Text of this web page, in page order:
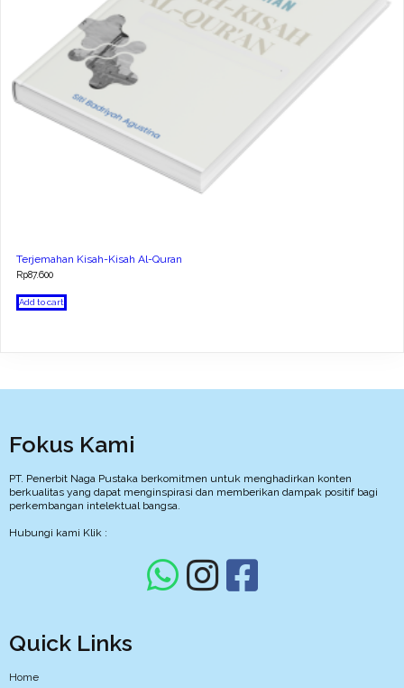
Terjemahan Kisah-Kisah Al-Quran
Rp87.600
Add to cart
Fokus Kami
PT. Penerbit Naga Pustaka berkomitmen untuk menghadirkan konten
berkualitas yang dapat menginspirasi dan memberikan dampak positif bagi
perkembangan intelektual bangsa.
Hubungi kami Klik :
Quick Links
Home